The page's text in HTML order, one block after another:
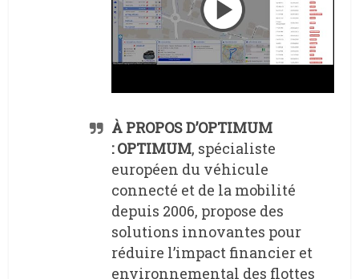
À PROPOS D’OPTIMUM
:OPTIMUM, spécialiste
européen du véhicule
connecté et de la mobilité
depuis 2006, propose des
solutions innovantes pour
réduire l’impact financier et
environnemental des flottes